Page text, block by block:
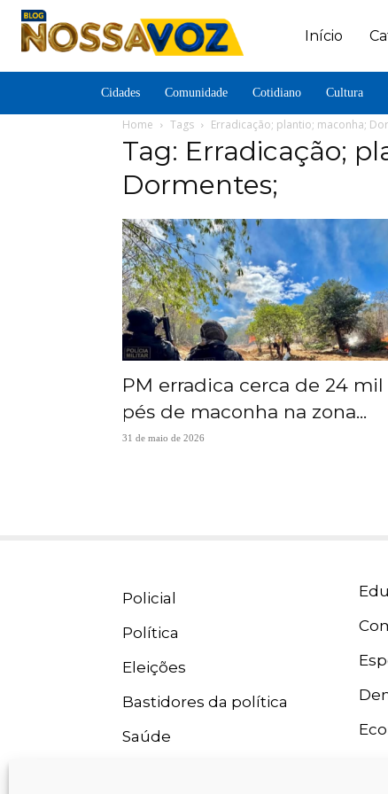
Início
Cidades Comunidade Cotidiano Cultura
Home Tags Erradicação; plantio; maconha;
Tag: Erradicação;
Dormentes;
PM erradica cerca de 24 mil
pés de maconha na zona...
31 de maio de 2026
Policial
Política
Eleições
Bastidores da política
Saúde